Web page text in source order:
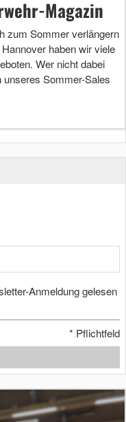
Magazin
zum Sommer verlängern
haben wir viele
Wer nicht dabei
Sommer-Sales
Anmeldung gelesen
* Pflichtfeld